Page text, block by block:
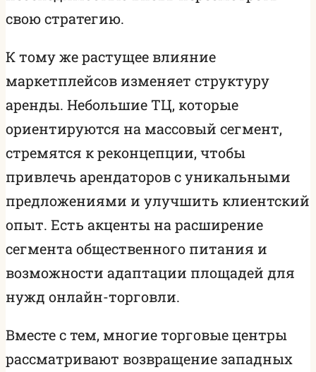
свою стратегию.
К тому же растущее влияние
маркетплейсов изменяет структуру
аренды. Небольшие ТЦ, которые
ориентируются на массовый сегмент,
стремятся к реконцепции, чтобы
привлечь арендаторов с уникальными
предложениями и улучшить клиентский
опыт. Есть акценты на расширение
сегмента общественного питания и
возможности адаптации площадей для
нужд онлайн-торговли.
Вместе с тем, многие торговые центры
рассматривают возвращение западных